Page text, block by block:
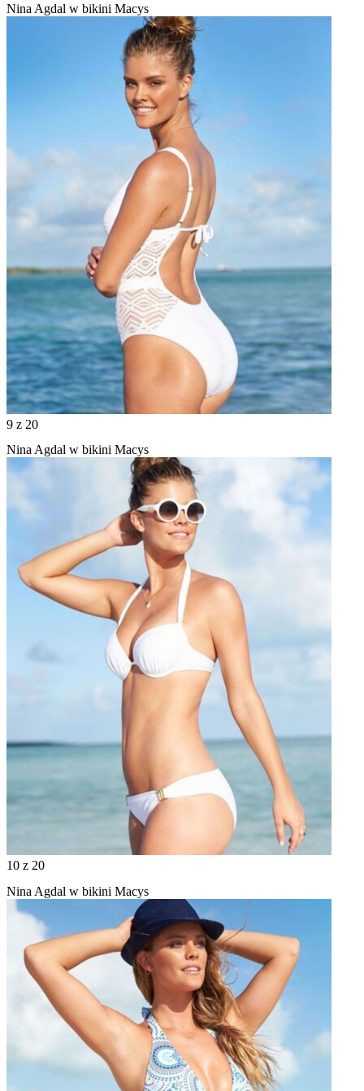
Nina Agdal w bikini Macys
9 z 20
Nina Agdal w bikini Macys
10 z 20
Nina Agdal w bikini Macys